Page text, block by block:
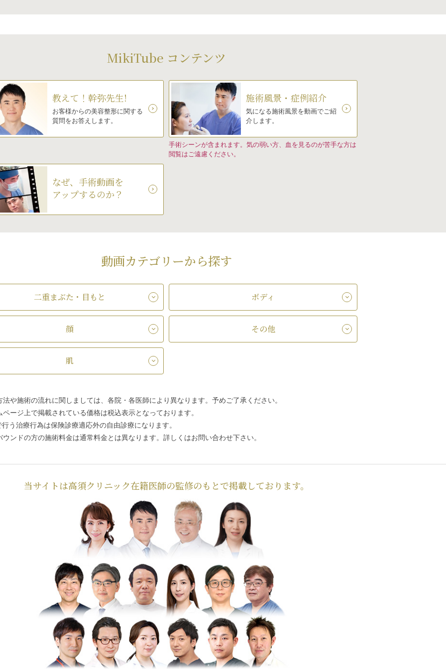
MikiTube コンテンツ
教えて！幹弥先生!
お客様からの美容整形に関する
質問をお答えします。
施術風景・症例紹介
気になる施術風景を動画でご紹
介します。
手術シーンが含まれます。気の弱い方、血を見るのが苦手な方は
閲覧はご遠慮ください。
なぜ、手術動画を
アップするのか？
動画カテゴリーから探す
二重まぶた・目もと
顔
肌
ボディ
その他
や施術の流れに関しましては、各院・各医師により異なります。予めご了承ください。
ージ上で掲載されている価格は税込表示となっております。
う治療行為は保険診療適応外の自由診療になります。
ンドの方の施術料金は通常料金とは異なります。詳しくはお問い合わせ下さい。
当サイトは高須クリニック在籍医師の監修のもとで掲載しております。